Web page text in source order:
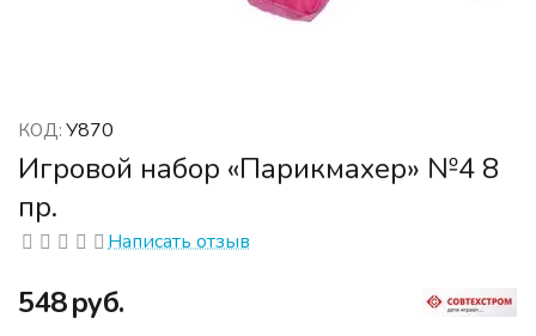
КОД: У870
Игровой набор «Парикмахер» №4 8
пр.
Написать отзыв
‍548‍руб.